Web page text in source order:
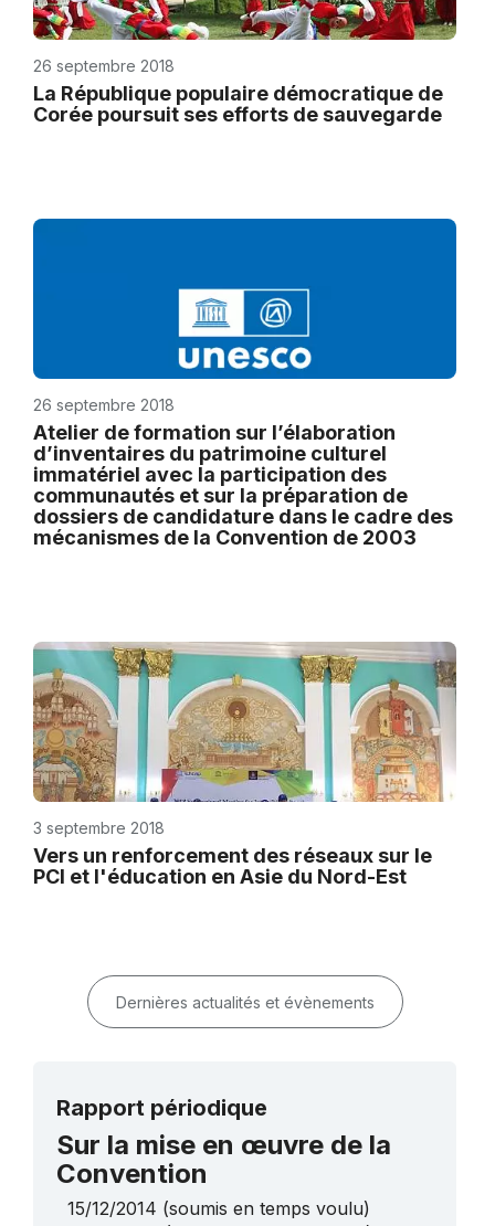
26 septembre 2018
La République populaire démocratique de
Corée poursuit ses efforts de sauvegarde
26 septembre 2018
Atelier de formation sur l’élaboration
d’inventaires du patrimoine culturel
immatériel avec la participation des
communautés et sur la préparation de
dossiers de candidature dans le cadre des
mécanismes de la Convention de 2003
3 septembre 2018
Vers un renforcement des réseaux sur le
PCI et l'éducation en Asie du Nord-Est
Dernières actualités et évènements
Rapport périodique
Sur la mise en œuvre de la
Convention
15/12/2014 (soumis en temps voulu)